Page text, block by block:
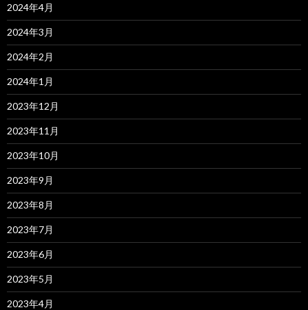
2024年4月
2024年3月
2024年2月
2024年1月
2023年12月
2023年11月
2023年10月
2023年9月
2023年8月
2023年7月
2023年6月
2023年5月
2023年4月